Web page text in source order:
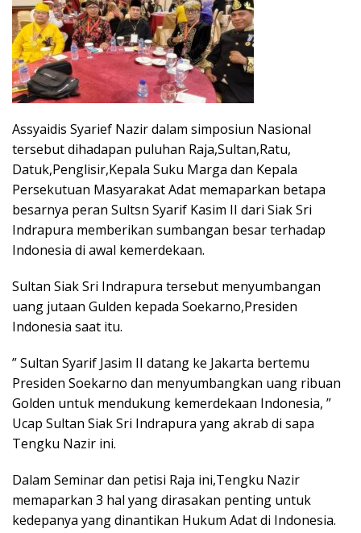
Assyaidis Syarief Nazir dalam simposiun Nasional
tersebut dihadapan puluhan Raja,Sultan,Ratu,
Datuk,Penglisir,Kepala Suku Marga dan Kepala
Persekutuan Masyarakat Adat memaparkan betapa
besarnya peran Sultsn Syarif Kasim II dari Siak Sri
Indrapura memberikan sumbangan besar terhadap
Indonesia di awal kemerdekaan.
Sultan Siak Sri Indrapura tersebut menyumbangan
uang jutaan Gulden kepada Soekarno,Presiden
Indonesia saat itu.
” Sultan Syarif Jasim II datang ke Jakarta bertemu
Presiden Soekarno dan menyumbangkan uang ribuan
Golden untuk mendukung kemerdekaan Indonesia, ”
Ucap Sultan Siak Sri Indrapura yang akrab di sapa
Tengku Nazir ini.
Dalam Seminar dan petisi Raja ini,Tengku Nazir
memaparkan 3 hal yang dirasakan penting untuk
kedepanya yang dinantikan Hukum Adat di Indonesia.